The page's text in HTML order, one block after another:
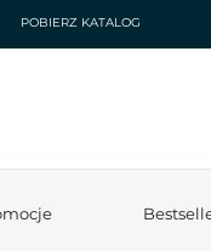
POBIERZ KATALOG